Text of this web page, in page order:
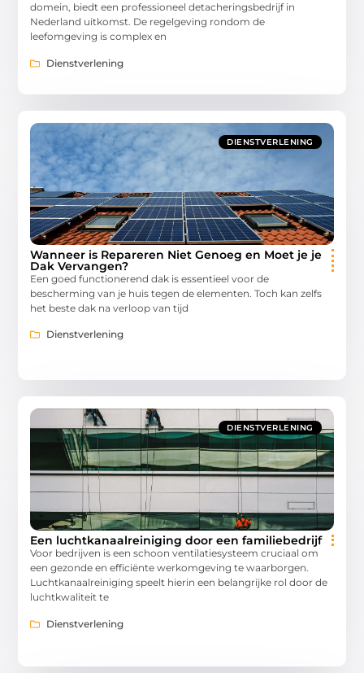
domein, biedt een professioneel detacheringsbedrijf in
Nederland uitkomst. De regelgeving rondom de
leefomgeving is complex en
Dienstverlening
DIENSTVERLENING
Wanneer is Repareren Niet Genoeg en Moet je je
Dak Vervangen?
Een goed functionerend dak is essentieel voor de
bescherming van je huis tegen de elementen. Toch kan zelfs
het beste dak na verloop van tijd
Dienstverlening
DIENSTVERLENING
Een luchtkanaalreiniging door een familiebedrijf
Voor bedrijven is een schoon ventilatiesysteem cruciaal om
een gezonde en efficiënte werkomgeving te waarborgen.
Luchtkanaalreiniging speelt hierin een belangrijke rol door de
luchtkwaliteit te
Dienstverlening